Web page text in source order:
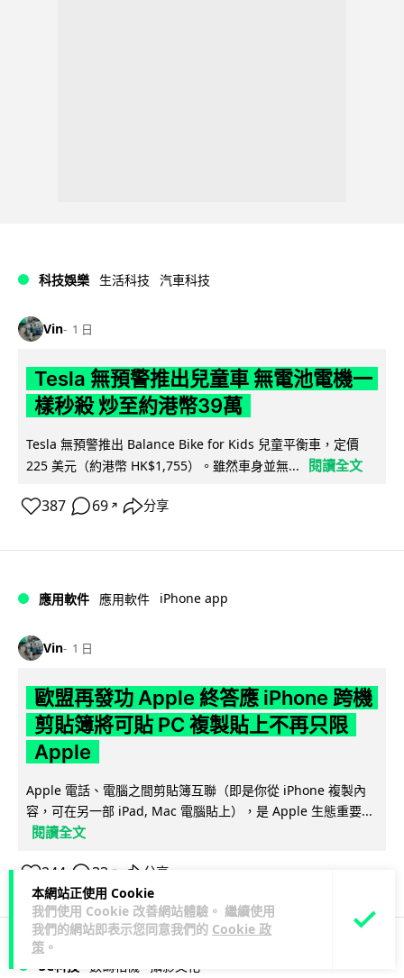
本網站正使用 Cookie
我們使用 Cookie 改善網站體驗。 繼續使用
我們的網站即表示您同意我們的 Cookie 政
策 。
科技娛樂 生活科技 汽車科技
Vin 1 日
Tesla 無預警推出兒童車 無電池電機一
樣秒殺 炒至約港幣39萬
Tesla 無預警推出 Balance Bike for Kids 兒童平衡車，定價
225 美元（約港幣 HK$1,755）。雖然車身並無...
閱讀全文
387 69 ↗ 分享
應用軟件 應用軟件 iPhone app
Vin 1 日
歐盟再發功 Apple 終答應 iPhone 跨機
剪貼簿將可貼 PC 複製貼上不再只限
Apple
Apple 電話、電腦之間剪貼簿互聯（即是你從 iPhone 複製內
容，可在另一部 iPad, Mac 電腦貼上），是 Apple 生態重要...
閱讀全文
244 33 ↗ 分享
3C科技 數碼相機 攝影文化